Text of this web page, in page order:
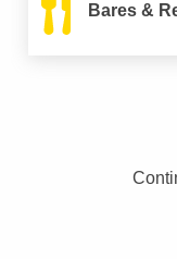
Bares &